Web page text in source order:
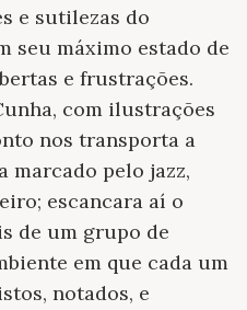
e sutilezas do
seu máximo estado de
e frustrações.
com ilustrações
nos transporta a
marcado pelo jazz,
escancara aí o
de um grupo de
em que cada um
notados, e